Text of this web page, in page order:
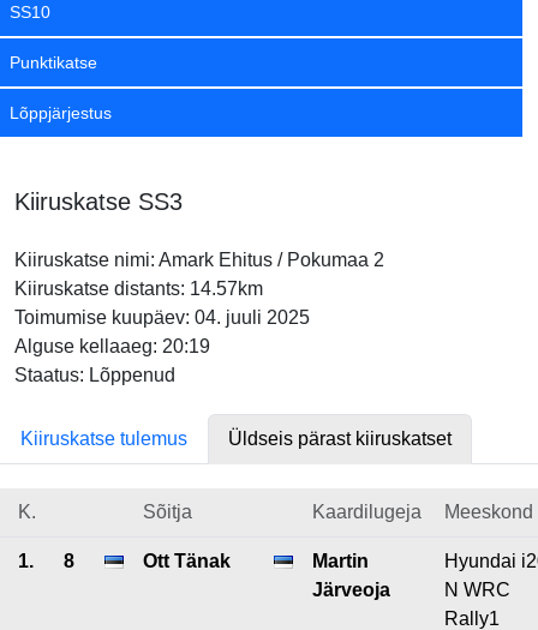
SS10
Punktikatse
Lõppjärjestus
Kiiruskatse SS3
Kiiruskatse nimi: Amark Ehitus / Pokumaa 2
Kiiruskatse distants: 14.57km
Toimumise kuupäev: 04. juuli 2025
Alguse kellaaeg: 20:19
Staatus: Lõppenud
Kiiruskatse tulemus Üldseis pärast kiiruskatset
K. Sõitja Kaardilugeja Meeskond
1. 8 Ott Tänak
Martin
Järveoja
Hyundai
N WRC
Rally1